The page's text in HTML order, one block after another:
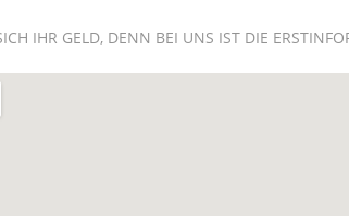
IHR GELD, DENN BEI UNS IST DIE